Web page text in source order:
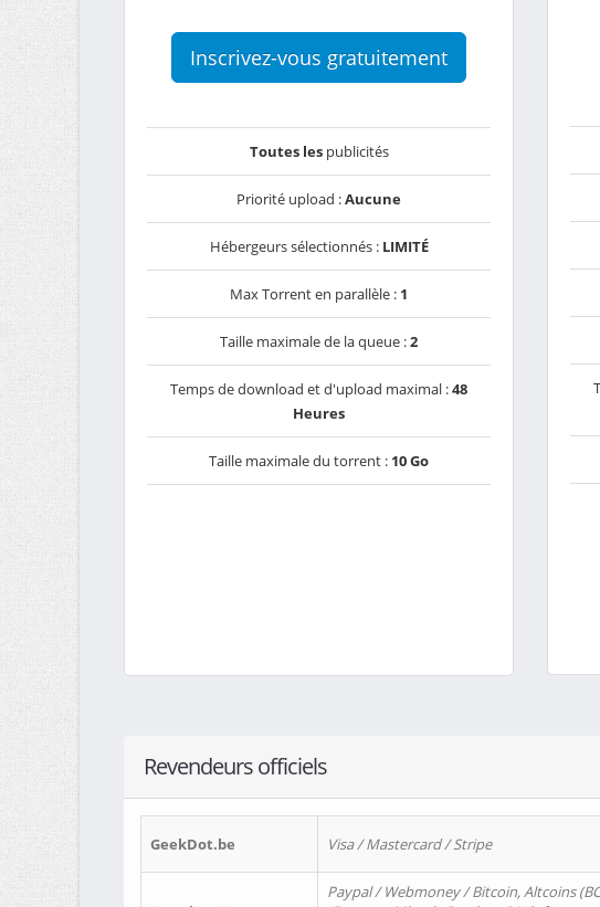
Inscrivez-vous gratuitement
Toutes lespublicités
Priorité upload :Aucune
Hébergeurs sélectionnés : LIMITÉ
Max Torrent en parallèle : 1
Taille maximale de la queue :2
Temps de download et d'upload maximal :48
Heures
Taille maximale du torrent : 10 Go
Revendeurs officiels
GeekDot.be Visa / Mastercard / Stripe
Paypal / Webmoney / Bitcoin, Altcoins